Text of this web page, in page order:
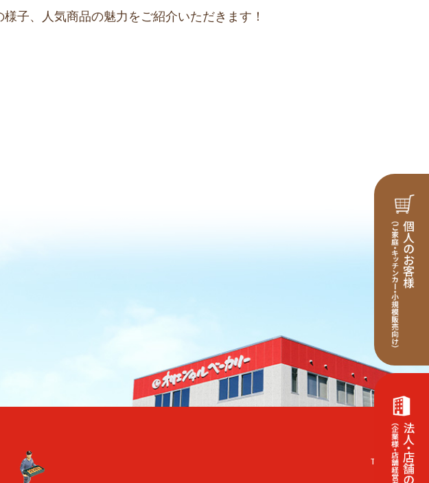
子、人気商品の魅力をご紹介いただきます！